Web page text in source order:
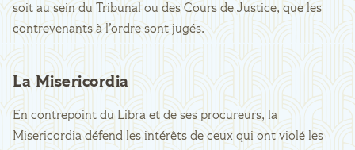
soit au sein du Tribunal ou des Cours de Justice, que les
contrevenants à l’ordre sont jugés.
La Misericordia
En contrepoint du Libra et de ses procureurs, la
Misericordia défend les intérêts de ceux qui ont violé les